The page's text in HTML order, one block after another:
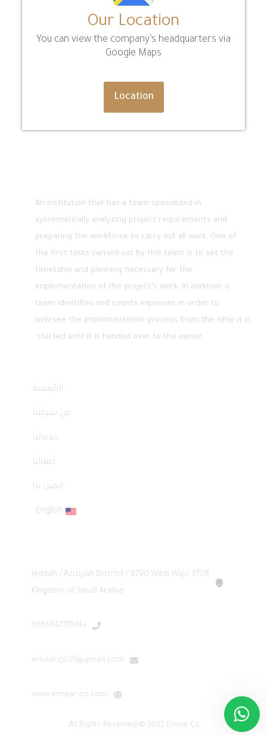
Our Location
You can view the company’s headquarters via
Google Maps
Location
An institution that has a team specialized in
systematically analyzing project requirements and
preparing the workforce to carry out all work. One of
the first tasks carried out by this team is to set the
timetable and planning necessary for the
implementation of the project’s work. In addition, a
team identifies and counts expenses in order to
oversee the implementation process from the time it is
started until it is handed over to the owner.
الرئيسية
عن شركتنا
خدماتنا
أعمالنا
اتصل بنا
English
Jeddah / Aziziyah District / 8790 Wadi Waj / 3708
Kingdom of Saudi Arabia
+966554777874
emaar.co30@gmail.com
www.emaar-co.com
All Rights Reserved © 2022 Emaar Co.